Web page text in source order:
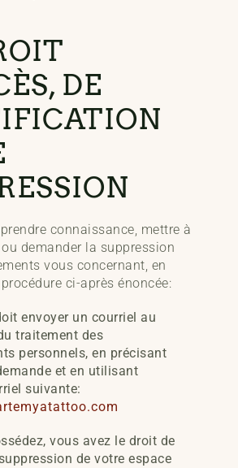
DE
connaissance, mettre à
demander la suppression
vous concernant, en
ci-après énoncée:
envoyer un courriel au
traitement des
personnels, en précisant
et en utilisant
suivante:
vous avez le droit de
de votre espace